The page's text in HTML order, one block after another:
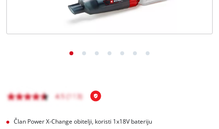
Član Power X-Change obitelji, koristi 1x18V bateriju